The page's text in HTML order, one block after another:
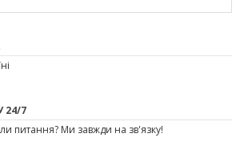
24/7
питання? Ми завжди на зв'язку!